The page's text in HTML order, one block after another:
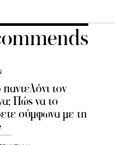
τον
Πώς να το
σύμφωνα με τη